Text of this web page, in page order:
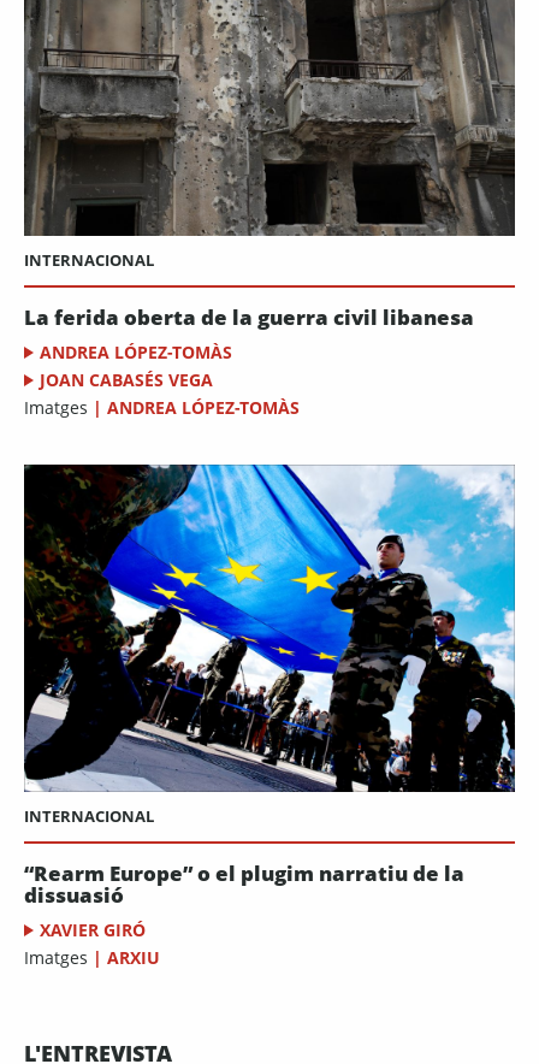
INTERNACIONAL
La ferida oberta de la guerra civil libanesa
ANDREA LÓPEZ-TOMÀS
JOAN CABASÉS VEGA
Imatges | ANDREA LÓPEZ-TOMÀS
INTERNACIONAL
“Rearm Europe” o el plugim narratiu de la
dissuasió
XAVIER GIRÓ
Imatges | ARXIU
L'ENTREVISTA